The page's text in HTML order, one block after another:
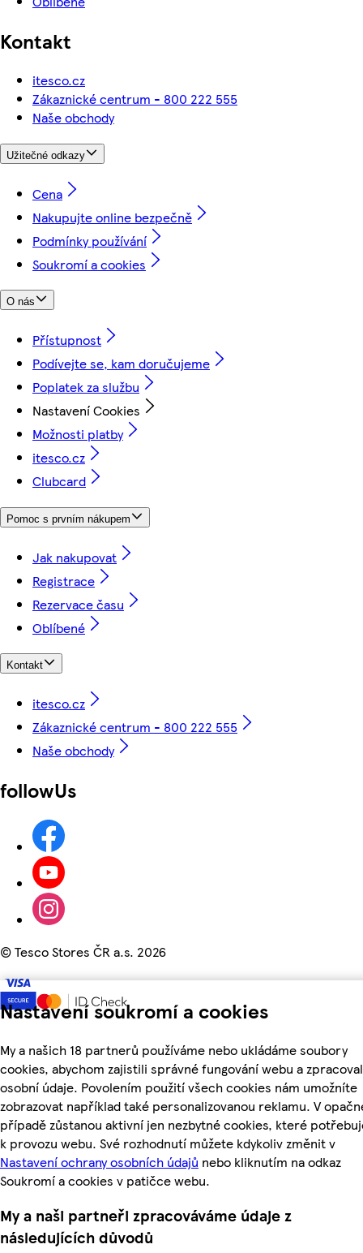
Nastavení soukromí a cookies
My a našich 18 partnerů používáme nebo ukládáme soubory
cookies, abychom zajistili správné fungování webu a
osobní údaje. Povolením použití všech cookies nám umožníte
zobrazovat například také personalizovanou reklamu. V
případě zůstanou aktivní jen nezbytné cookies, které
k provozu webu. Své rozhodnutí můžete kdykoliv změnit v
Nastavení ochrany osobních údajů nebo kliknutím na odkaz
Soukromí a cookies v patičce webu.
My a naši partneři zpracováváme údaje z
následujících důvodů
Kontakt
itesco.cz
Zákaznické centrum - 800 222 555
Naše obchody
Užitečné odkazy
Cena
Nakupujte online bezpečně
Podmínky používání
Soukromí a cookies
O nás
Přístupnost
Podívejte se, kam doručujeme
Poplatek za službu
Nastavení Cookies
Možnosti platby
itesco.cz
Clubcard
Pomoc s prvním nákupem
Jak nakupovat
Registrace
Rezervace času
Oblíbené
Kontakt
itesco.cz
Zákaznické centrum - 800 222 555
Naše obchody
followUs
©Tesco Stores ČR a.s. 2026